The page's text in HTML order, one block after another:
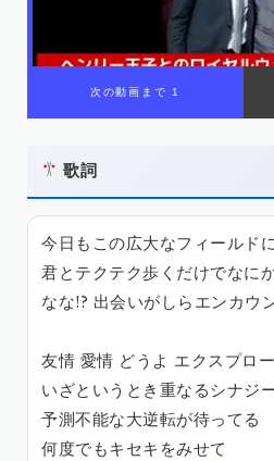
歌詞
今日もこの広大なフィールド
君とテクテク歩くだけでなに
なな!? 出会いがしらエンカウ
友情 愛情 どうよ エクスプロ
いざというとき重なるシナジ
予測不能な大逆転が待ってる
何度でもキセキをみせて